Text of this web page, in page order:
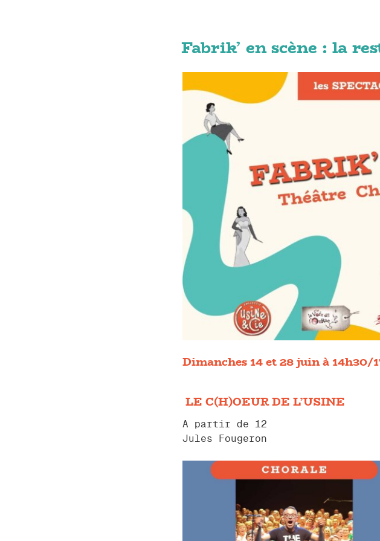
Fabrik’ en scène : la
Dimanches 14 et 28 juin à 14h30/
LE C(H)OEUR DE L’USINE
A partir de 12
Jules Fougeron